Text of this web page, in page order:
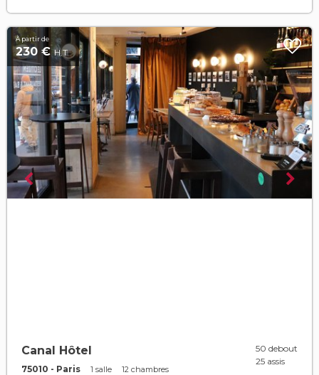
À partir de
230 €H.T
Canal Hôtel
75010 - Paris 1 salle 12 chambres
50 debout
25 assis